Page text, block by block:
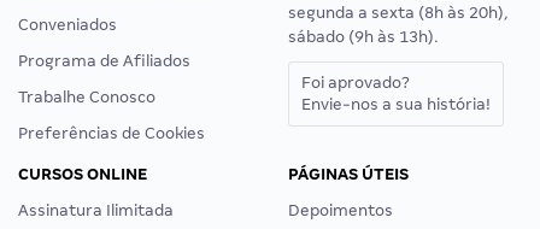
Conveniados
Programa de Afiliados
Trabalhe Conosco
Preferências de Cookies
segunda a sexta (8h às 20h),
sábado (9h às 13h).
Foi aprovado?
Envie-nos a sua história!
CURSOS ONLINE
Assinatura Ilimitada
PÁGINAS ÚTEIS
Depoimentos